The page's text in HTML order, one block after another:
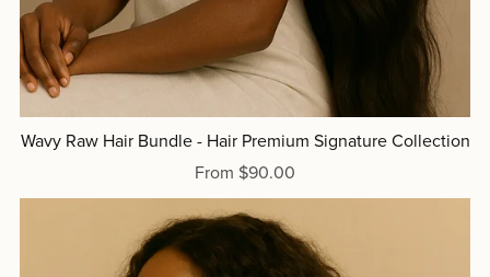
Wavy Raw Hair Bundle - Hair Premium Signature Collection
From $90.00